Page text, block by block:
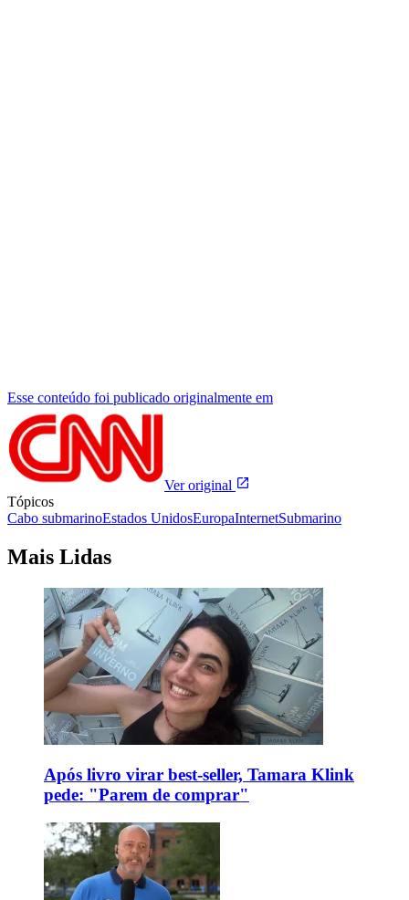
Esse conteúdo foi publicado originalmente em
Ver original
Tópicos
Cabo submarinoEstados UnidosEuropaInternetSubmarino
Mais Lidas
Após livro virar best-seller, Tamara Klink
pede: "Parem de comprar"